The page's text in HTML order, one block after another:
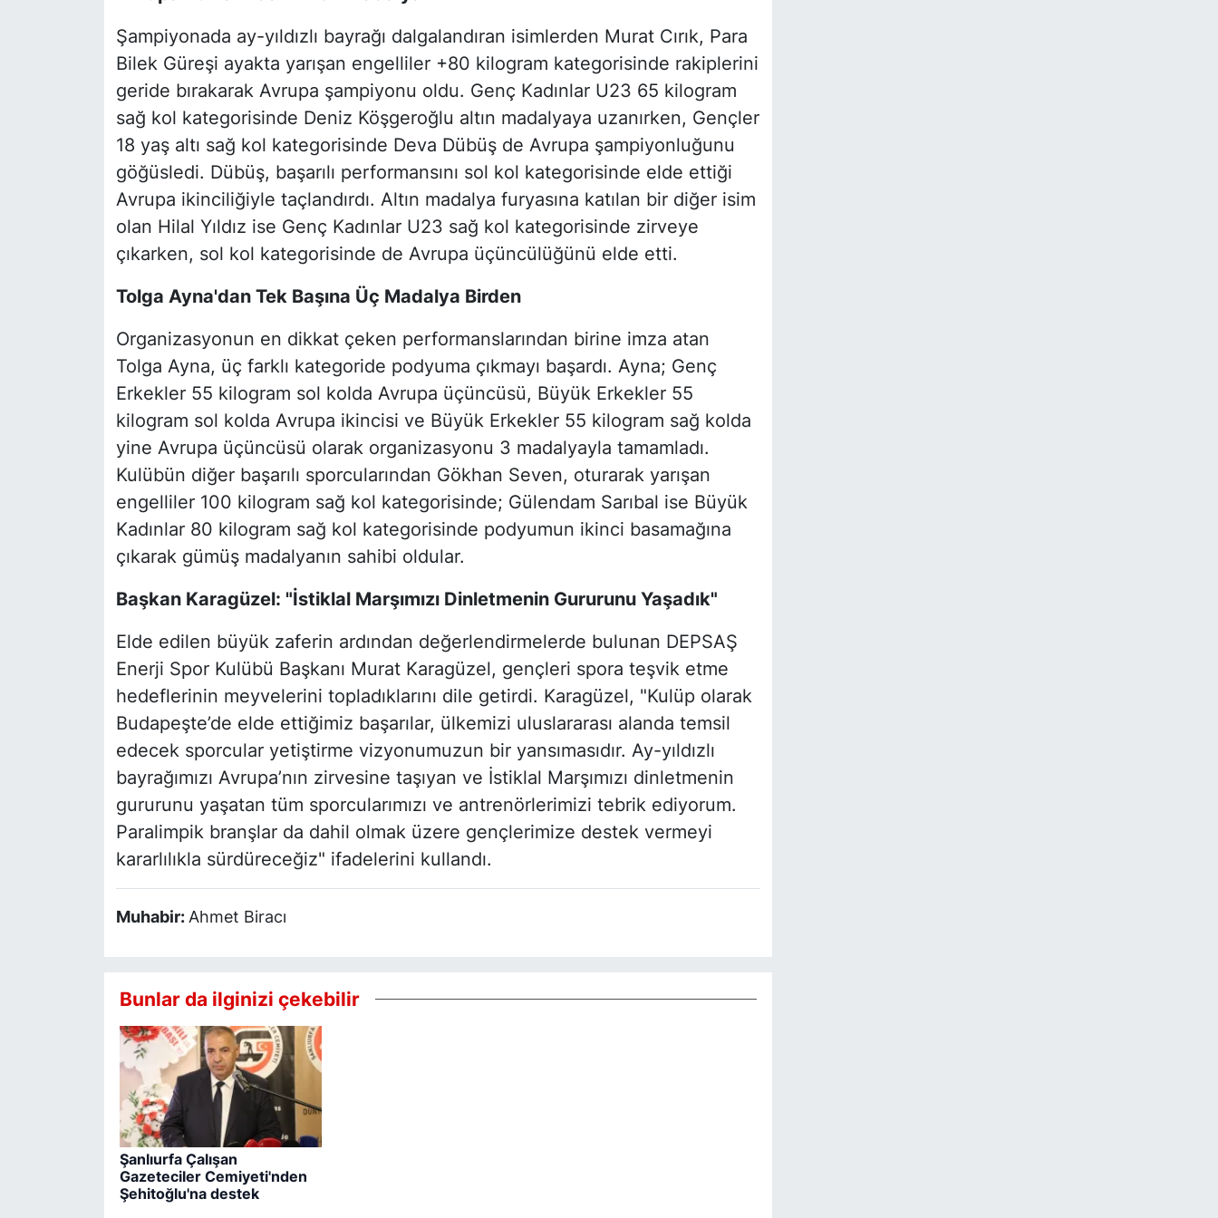
Şampiyonada ay-yıldızlı bayrağı dalgalandıran isimlerden Murat Cırık, Para
Bilek Güreşi ayakta yarışan engelliler +80 kilogram kategorisinde rakiplerini
geride bırakarak Avrupa şampiyonu oldu. Genç Kadınlar U23 65 kilogram
sağ kol kategorisinde Deniz Köşgeroğlu altın madalyaya uzanırken, Gençler
18 yaş altı sağ kol kategorisinde Deva Dübüş de Avrupa şampiyonluğunu
göğüsledi. Dübüş, başarılı performansını sol kol kategorisinde elde ettiği
Avrupa ikinciliğiyle taçlandırdı. Altın madalya furyasına katılan bir diğer isim
olan Hilal Yıldız ise Genç Kadınlar U23 sağ kol kategorisinde zirveye
çıkarken, sol kol kategorisinde de Avrupa üçüncülüğünü elde etti.
Tolga Ayna'dan Tek Başına Üç Madalya Birden
Organizasyonun en dikkat çeken performanslarından birine imza atan
Tolga Ayna, üç farklı kategoride podyuma çıkmayı başardı. Ayna; Genç
Erkekler 55 kilogram sol kolda Avrupa üçüncüsü, Büyük Erkekler 55
kilogram sol kolda Avrupa ikincisi ve Büyük Erkekler 55 kilogram sağ kolda
yine Avrupa üçüncüsü olarak organizasyonu 3 madalyayla tamamladı.
Kulübün diğer başarılı sporcularından Gökhan Seven, oturarak yarışan
engelliler 100 kilogram sağ kol kategorisinde; Gülendam Sarıbal ise Büyük
Kadınlar 80 kilogram sağ kol kategorisinde podyumun ikinci basamağına
çıkarak gümüş madalyanın sahibi oldular.
Başkan Karagüzel: "İstiklal Marşımızı Dinletmenin Gururunu Yaşadık"
Elde edilen büyük zaferin ardından değerlendirmelerde bulunan DEPSAŞ
Enerji Spor Kulübü Başkanı Murat Karagüzel, gençleri spora teşvik etme
hedeflerinin meyvelerini topladıklarını dile getirdi. Karagüzel, "Kulüp olarak
Budapeşte’de elde ettiğimiz başarılar, ülkemizi uluslararası alanda temsil
edecek sporcular yetiştirme vizyonumuzun bir yansımasıdır. Ay-yıldızlı
bayrağımızı Avrupa’nın zirvesine taşıyan ve İstiklal Marşımızı dinletmenin
gururunu yaşatan tüm sporcularımızı ve antrenörlerimizi tebrik ediyorum.
Paralimpik branşlar da dahil olmak üzere gençlerimize destek vermeyi
kararlılıkla sürdüreceğiz" ifadelerini kullandı.
Muhabir:Ahmet Biracı
Bunlar da ilginizi çekebilir
Şanlıurfa Çalışan
Gazeteciler Cemiyeti'nden
Şehitoğlu'na destek